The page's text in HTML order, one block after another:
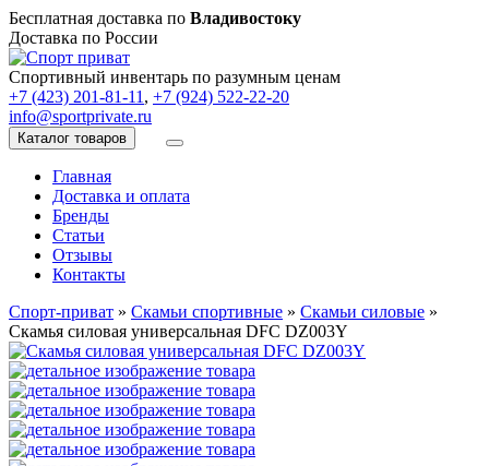
Бесплатная доставка по Владивостоку
Доставка по России
Спортивный инвентарь по разумным ценам
+7 (423) 201-81-11 , +7 (924) 522-22-20
info@sportprivate.ru
Каталог товаров
Главная
Доставка и оплата
Бренды
Статьи
Отзывы
Контакты
Спорт-приват » Скамьи спортивные » Скамьи силовые »
Скамья силовая универсальная DFC DZ003Y